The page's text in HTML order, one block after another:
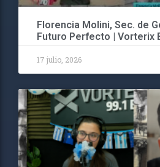
Florencia Molini, Sec. de
Futuro Perfecto | Vorterix
17 julio, 2026